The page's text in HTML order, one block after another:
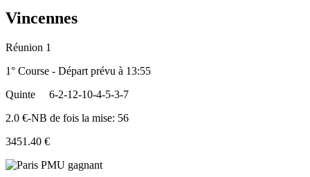
Vincennes
Réunion 1
1° Course - Départ prévu à 13:55
Quinte
6-2-12-10-4-5-3-7
2.0 €-NB de fois la mise: 56
3451.40 €